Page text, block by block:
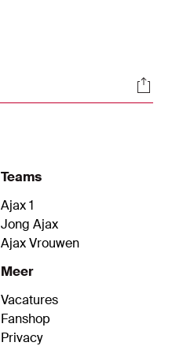
Teams
Ajax 1
Jong Ajax
Ajax Vrouwen
Meer
Vacatures
Fanshop
Privacy